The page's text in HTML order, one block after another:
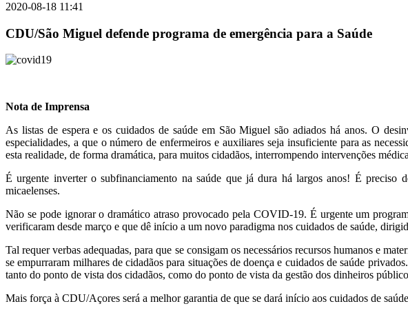
2020-08-18 11:41
CDU/São Miguel defende programa de emergência para a Saúde
Nota de Imprensa
As listas de espera e os cuidados de saúde em São Miguel são adiados há anos. O
especialidades, a que o número de enfermeiros e auxiliares seja insuficiente para as
esta realidade, de forma dramática, para muitos cidadãos, interrompendo intervenções
É urgente inverter o subfinanciamento na saúde que já dura há largos anos! É preciso
micaelenses.
Não se pode ignorar o dramático atraso provocado pela COVID-19. É urgente um
verificaram desde março e que dê início a um novo paradigma nos cuidados de saúde,
Tal requer verbas adequadas, para que se consigam os necessários recursos humanos e
se empurraram milhares de cidadãos para situações de doença e cuidados de saúde
tanto do ponto de vista dos cidadãos, como do ponto de vista da gestão dos dinheiros
Mais força à CDU/Açores será a melhor garantia de que se dará início aos cuidados de